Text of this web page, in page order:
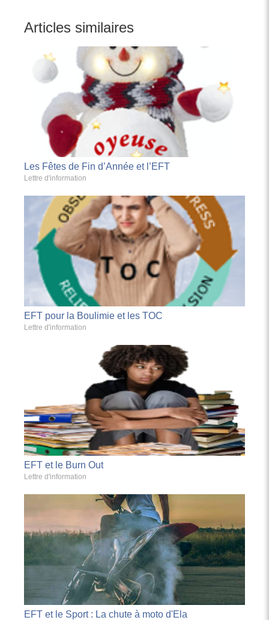
Articles similaires
Les Fêtes de Fin d’Année et l’EFT
Lettre d'information
EFT pour la Boulimie et les TOC
Lettre d'information
EFT et le Burn Out
Lettre d'information
EFT et le Sport : La chute à moto d'Ela